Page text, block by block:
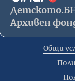
Архивен
Общи